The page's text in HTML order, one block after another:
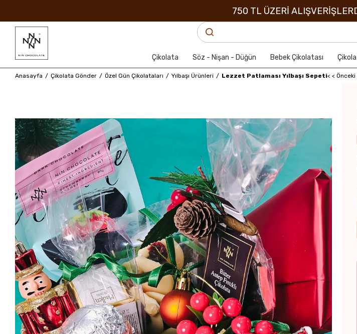
750 TL ÜZERİ
Çikolata Söz - Nişan - Düğün Bebek Çikolatası
Anasayfa Çikolata Gönder Özel Gün Çikolataları Yılbaşı Ürünleri Lezzet Patlaması Yılbaşı Sepeti< <